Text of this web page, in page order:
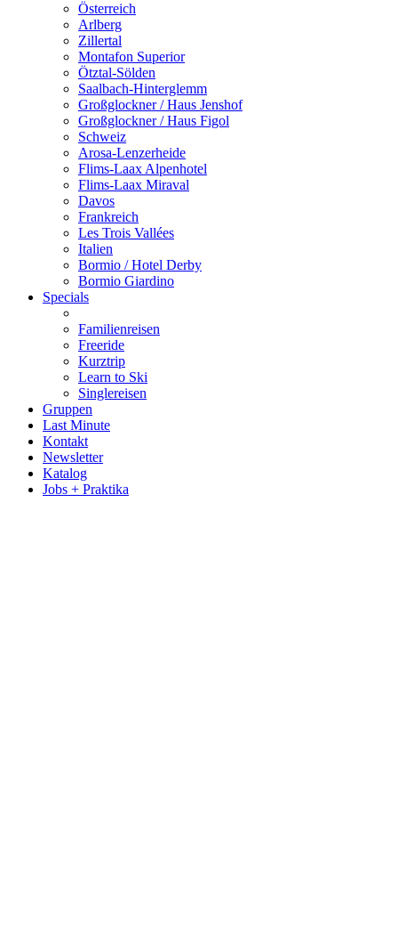
Österreich
Arlberg
Zillertal
Montafon Superior
Ötztal-Sölden
Saalbach-Hinterglemm
Großglockner / Haus Jenshof
Großglockner / Haus Figol
Schweiz
Arosa-Lenzerheide
Flims-Laax Alpenhotel
Flims-Laax Miraval
Davos
Frankreich
Les Trois Vallées
Italien
Bormio / Hotel Derby
Bormio Giardino
Specials
Familienreisen
Freeride
Kurztrip
Learn to Ski
Singlereisen
Gruppen
Last Minute
Kontakt
Newsletter
Katalog
Jobs + Praktika